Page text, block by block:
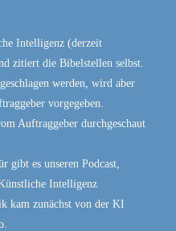
Intelligenz (derzeit
zitiert die Bibelstellen selbst.
werden, wird aber
vorgegeben.
Auftraggeber durchgeschaut
gibt es unseren Podcast,
Intelligenz
kam zunächst von der KI